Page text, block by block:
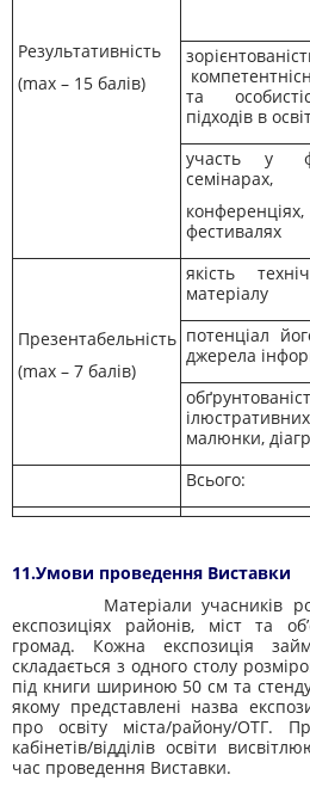
Результативність
(max – 15 балів)
та
підходів в
участь у
семінарах,
фестивалях
Презентабельність
(max – 7 балів)
якість
матеріалу
потенціал
джерела
малюнки,
Всього:
11.Умови проведення Виставки
Матеріали учасників
експозиціях районів, міст та
громад. Кожна експозиція
складається з одного столу
під книги шириною 50 см та
якому представлені назва
про освіту міста/району/ОТГ.
кабінетів/відділів освіти
час проведення Виставки.